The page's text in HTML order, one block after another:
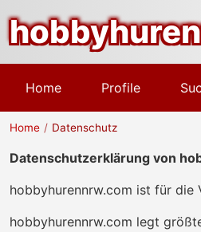
Home Profile
Home Datenschutz
Datenschutzerklärung von
hobbyhurennrw.com ist für die
hobbyhurennrw.com legt